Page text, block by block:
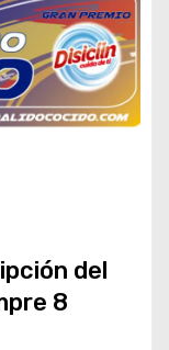
del
8